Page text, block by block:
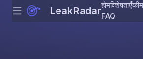
Skip to
Menu LeakRadarहोमविशेषताएँ
FAQ